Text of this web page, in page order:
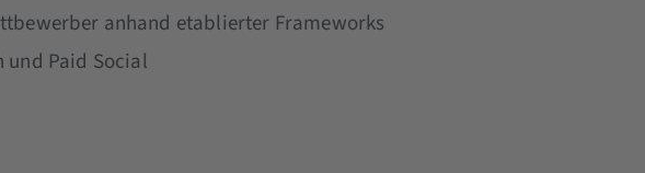
anhand etablierter Frameworks
und Paid Social